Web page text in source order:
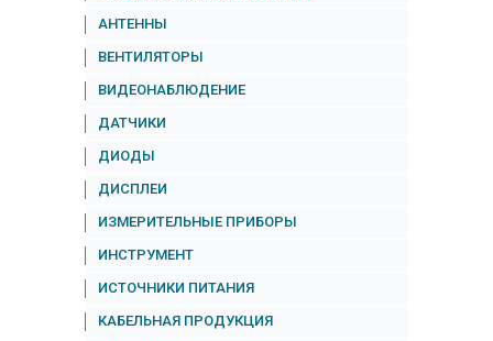
АНТЕННЫ
ВЕНТИЛЯТОРЫ
ВИДЕОНАБЛЮДЕНИЕ
ДАТЧИКИ
ДИОДЫ
ДИСПЛЕИ
ИЗМЕРИТЕЛЬНЫЕ ПРИБОРЫ
ИНСТРУМЕНТ
ИСТОЧНИКИ ПИТАНИЯ
КАБЕЛЬНАЯ ПРОДУКЦИЯ